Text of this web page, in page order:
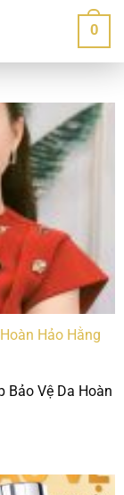
0
Hảo Hằng
Bảo Vệ Da Hoàn